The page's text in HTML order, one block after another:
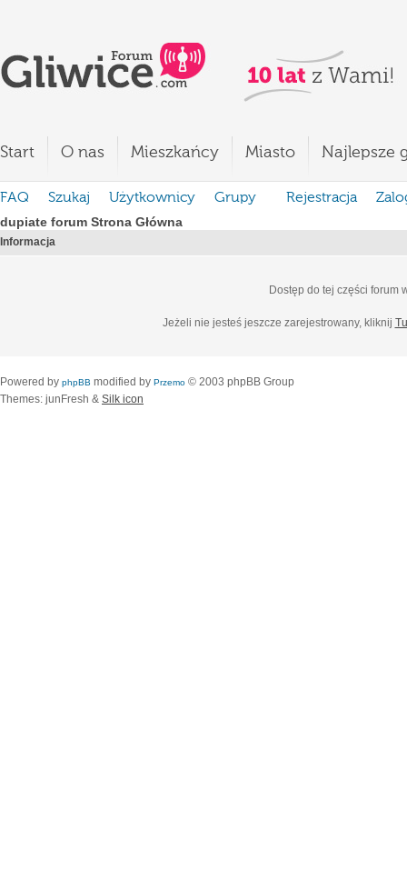
Start O nas Mieszkańcy Miasto Najlepsze
FAQ Szukaj Użytkownicy Grupy Rejestracja
dupiate forum Strona Główna
Informacja
Dostęp do tej części forum
Jeżeli nie jesteś jeszcze zarejestrowany, kliknij
Powered by phpBB modified by Przemo © 2003 phpBB Group
Themes: junFresh & Silk icon